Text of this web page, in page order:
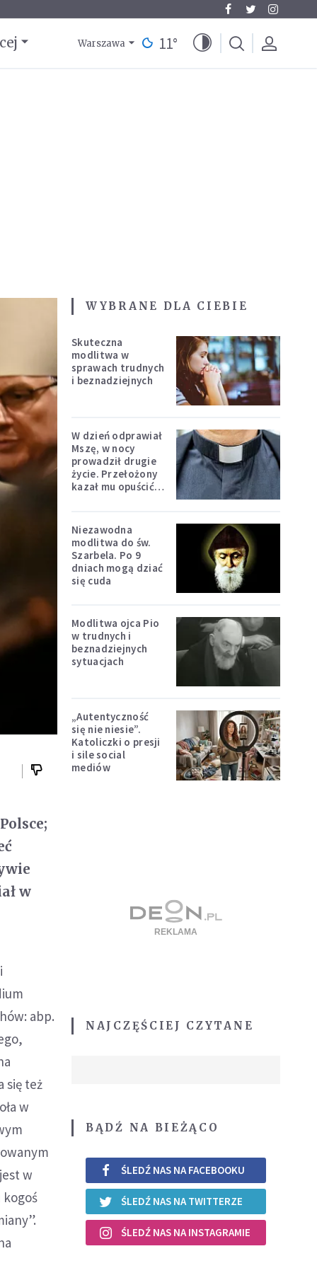
Warszawa 11°
w
abp.
się też
w
w
kogoś
WYBRANE DLA CIEBIE
Skuteczna
modlitwa w
sprawach trudnych
i beznadziejnych
W dzień odprawiał
Mszę, w nocy
prowadził drugie
życie. Przełożony
kazał mu opuścić
Niezawodna
modlitwa do św.
Szarbela. Po 9
dniach mogą dziać
się cuda
Modlitwa ojca Pio
w trudnych i
beznadziejnych
sytuacjach
„Autentyczność
się nie niesie”.
Katoliczki o presji
i sile social
mediów
NAJCZĘŚCIEJ CZYTANE
BĄDŹ NA BIEŻĄCO
ŚLEDŹ NAS NA FACEBOOKU
ŚLEDŹ NAS NA TWITTERZE
ŚLEDŹ NAS NA INSTAGRAMIE